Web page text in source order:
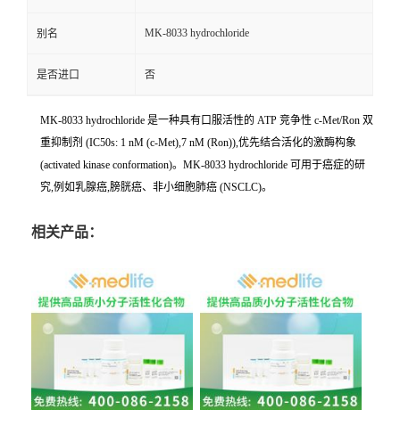
别名 MK-8033 hydrochloride
是否进口 否
MK-8033 hydrochloride 是一种具有口服活性的 ATP 竞争性 c-Met/Ron 双
重抑制剂 (IC50s: 1 nM (c-Met),7 nM (Ron)),优先结合活化的激酶构象
(activated kinase conformation)。MK-8033 hydrochloride 可用于癌症的研
究,例如乳腺癌,膀胱癌、非小细胞肺癌 (NSCLC)。
相关产品：